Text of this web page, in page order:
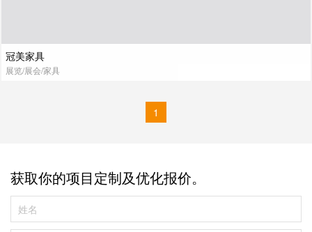
冠美家具
展览/展会/家具
1
获取你的项目定制及优化报价。